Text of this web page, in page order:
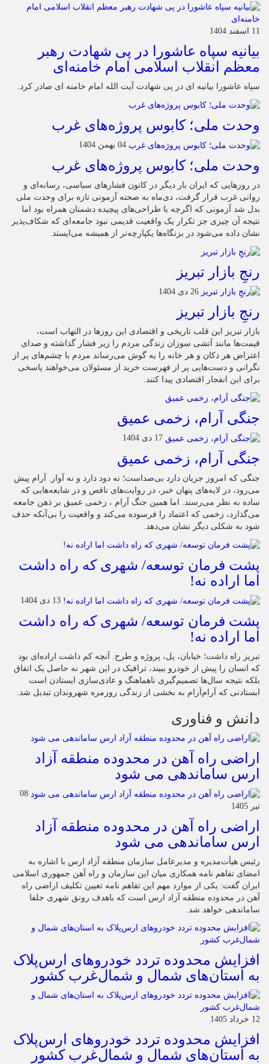
11 اسفند 1404
بیانیه سپاه عاشورا در پی شهادت رهبر
معظم انقلاب اسلامی امام خامنه‌ای
سپاه عاشورا بیانیه ای در پی شهادت آیت الله امام خامنه ای صادر کرد.
وحدت ملی؛ کابوس پروژه‌های غرب
04 بهمن 1404
وحدت ملی؛ کابوس پروژه‌های غرب
در روزهایی که ایران بار دیگر در کانون فشارهای سیاسی، رسانه‌ای و
روانی غرب قرار گرفت، دی‌ماه به صحنه آزمونی تازه برای وحدت ملی
بدل شد آزمونی که اگرچه با طراحی‌های پیچیده دشمنان همراه بود اما
نتیجه آن چیزی جز تکرار یک واقعیت قدیمی نبود جامعه‌ای که شکاف‌پذیر
نشان داده می‌شود در بزنگاه‌ها یکپارچه‌تر از همیشه می‌ایستد.
رنجِ بازار تبریز
26 دی 1404
رنجِ بازار تبریز
بازار تبریز این قلب تاریخی و اقتصادی این روزها در التهاب است،
قیمت‌ها مانند آتشی سوزان زندگی مردم را زیر فشار گذاشته و صدای
اعتراض هر دکان و هر خانه را به گوش می‌رساند مردم با چشم‌های پر از
نگرانی و دست‌هایی پر از فهرست خرید از مسئولان می‌خواهند پاسخی
برای این انفجار اقتصادی پیدا کنند.
جنگی آرام، زخمی عمیق
17 دی 1404
جنگی آرام، زخمی عمیق
جنگی که امروز جریان دارد بی‌صداست؛ نه دود دارد و نه آوار. آرام پیش
می‌رود، در لایه‌های پنهان خبر، در روایت‌های ناقص و در شایعه‌هایی که
ساده به نظر می‌رسند. اما همین جنگ آرام ، زخمی عمیق بر ذهن جامعه
می‌گذارد، زخمی که اعتماد را فرسوده می‌کند و واقعیت را بی‌آنکه حذف
شود به شکلی دیگر نشان می‌دهد.
پشت فرمان توسعه/ شهری که راه داشت
اما اراده نه!
13 دی 1404
پشت فرمان توسعه/ شهری که راه داشت
اما اراده نه!
تبریز راه داشت؛ خیابان، پل، پروژه و طرح. آنچه کم داشت اراده‌ای بود
که انسان را پیش از خودرو ببیند، ترافیک در این شهر نه حاصل یک اتفاق
بلکه نتیجه سال‌ها تصمیم‌گیری ناهماهنگ و عادی‌سازی ایستادن است
ایستادنی که آرام‌آرام به بخشی از زندگی روزمره شهروندان تبدیل شد.
دانش و فناوری
اراضی راه آهن در محدوده منطقه آزاد
ارس ساماندهی می شود
08
تیر 1405
اراضی راه آهن در محدوده منطقه آزاد
ارس ساماندهی می شود
رئیس هیأت‌مدیره و مدیرعامل سازمان منطقه آزاد ارس با اشاره به
امضای تفاهم نامه همکاری میان این سازمان و راه آهن جمهوری اسلامی
ایران گفت: یکی از موارد مهم این تفاهم نامه تعیین تکلیف اراضی راه
آهن در محدوده منطقه آزاد ارس است که باهدف رونق شهری جلفا
ساماندهی خواهد شد.
افزایش محدوده تردد خودروهای ارس‌پلاک
به استان‌های شمال و شمال‌غرب کشور
12 خرداد 1405
افزایش محدوده تردد خودروهای ارس‌پلاک
به استان‌های شمال و شمال‌غرب کشور